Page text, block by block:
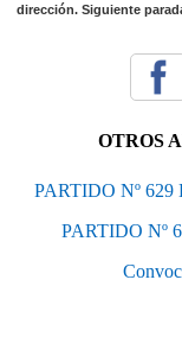
dirección. Siguiente
OTROS
PARTIDO Nº 629
PARTIDO Nº